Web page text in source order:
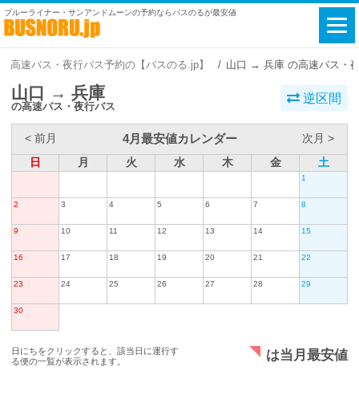
ブルーライナー・サンアンドムーンの予約ならバスのるが最安値
高速バス・夜行バス予約の【バスのる.jp】 山口 → 兵庫 の高速バス・
山口 → 兵庫
の高速バス・夜行バス
逆区間
< 前月 4月最安値カレンダー
次月 >
日
月 火 水 木 金 土
1
2 3 4 5 6 7 8
9 10 11 12 13 14 15
16 17 18 19 20 21 22
23 24 25 26 27 28 29
30
日にちをクリックすると、該当日に運行す
る便の一覧が表示されます。
は当月最安値